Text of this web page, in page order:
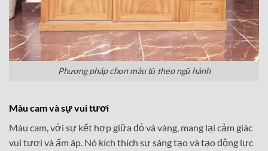
Phương pháp chọn màu tủ theo ngũ hành
Màu cam và sự vui tươi
Màu cam, với sự kết hợp giữa đỏ và vàng, mang lại cảm giác
vui tươi và ấm áp. Nó kích thích sự sáng tạo và tạo động lực